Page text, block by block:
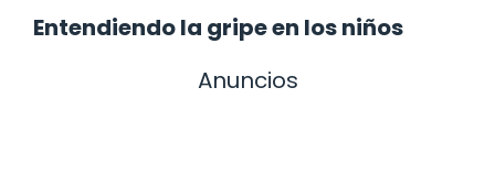
Entendiendo la gripe en los niños
Anuncios